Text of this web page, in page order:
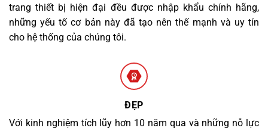
trang thiết bị hiện đại đều được nhập khẩu chính hãng,
những yếu tố cơ bản này đã tạo nên thế mạnh và uy tín
cho hệ thống của chúng tôi.
ĐẸP
Với kinh nghiệm tích lũy hơn 10 năm qua và những nỗ lực